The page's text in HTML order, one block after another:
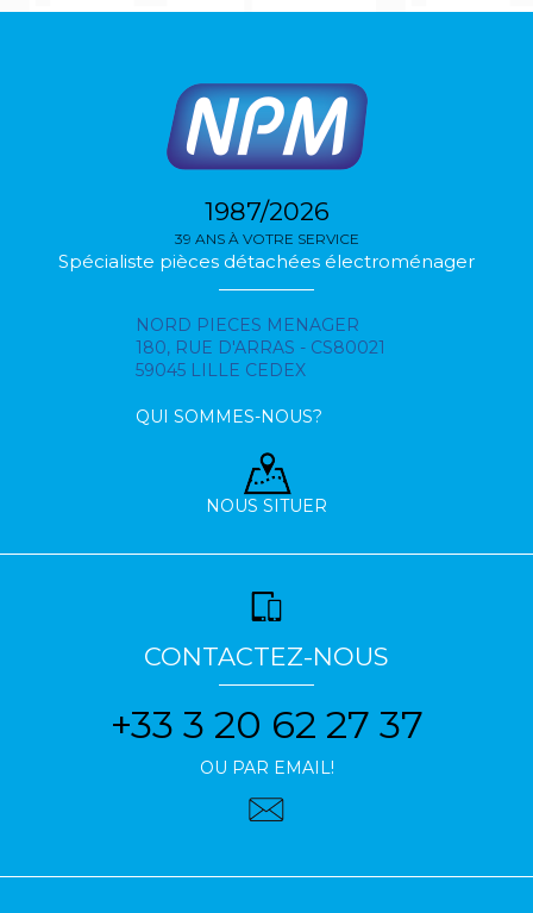
1987/2026
39 ANS À VOTRE SERVICE
Spécialiste pièces détachées électroménager
NORD PIECES MENAGER
180, RUE D'ARRAS - CS80021
59045 LILLE CEDEX
QUI SOMMES-NOUS?
NOUS SITUER
CONTACTEZ-NOUS
+33 3 20 62 27 37
OU PAR EMAIL!